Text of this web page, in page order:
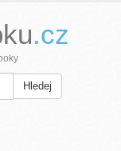
.cz
Hledej